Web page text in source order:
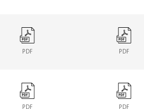
PDF PDF
PDF PDF